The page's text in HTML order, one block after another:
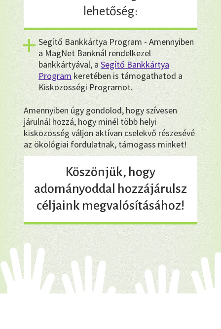
lehetőség:
Segítő Bankkártya Program - Amennyiben
a MagNet Banknál rendelkezel
bankkártyával, aSegítő Bankkártya
Programkeretében is támogathatod a
Kisközösségi Programot.
Amennyiben úgy gondolod, hogy szívesen
járulnál hozzá, hogy minél több helyi
kisközösség váljon aktívan cselekvő részesévé
az ökológiai fordulatnak, támogass minket!
Köszönjük, hogy
adományoddal hozzájárulsz
céljaink megvalósításához!